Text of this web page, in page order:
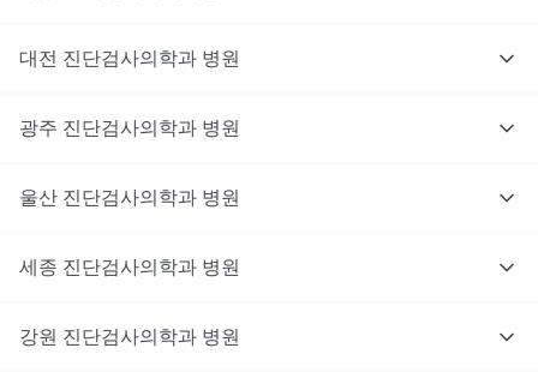
대전 진단검사의학과 병원
광주 진단검사의학과 병원
울산 진단검사의학과 병원
세종 진단검사의학과 병원
강원 진단검사의학과 병원